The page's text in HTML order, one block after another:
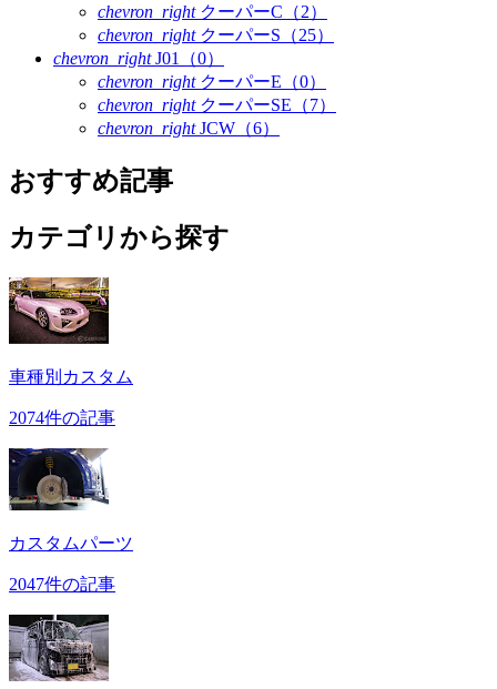
chevron_right クーパーC（2）
chevron_right クーパーS（25）
chevron_right J01（0）
chevron_right クーパーE（0）
chevron_right クーパーSE（7）
chevron_right JCW（6）
おすすめ記事
カテゴリから探す
車種別カスタム
2074件の記事
カスタムパーツ
2047件の記事